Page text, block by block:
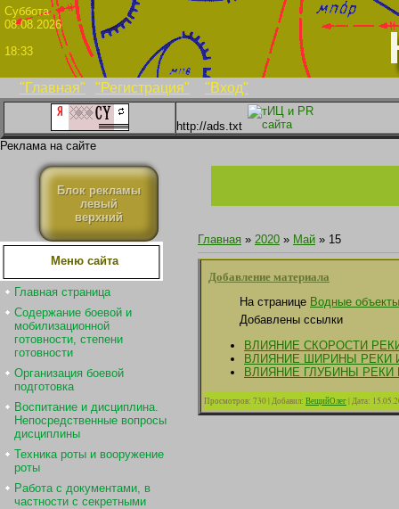
"Главная" "Регистрация" "Вход"
08.08.2026
18:33
http://ads.txt
Реклама на сайте
Блок рекламы
левый
верхний
Меню сайта
Главная страница
Содержание боевой и
мобилизационной
готовности, степени
готовности
Организация боевой
подготовка
Воспитание и дисциплина.
Непосредственные вопросы
дисциплины
Техника роты и вооружение
роты
Работа с документами, в
частности с секретными
Главная » 2020 » Май » 15
Добавление материала
На странице Водные объекты
Добавлены ссылки
ВЛИЯНИЕ СКОРОСТИ
ВЛИЯНИЕ ШИРИНЫ РЕКИ
ВЛИЯНИЕ ГЛУБИНЫ
Просмотров: 730|Добавил: ВещийОлег|Дата: